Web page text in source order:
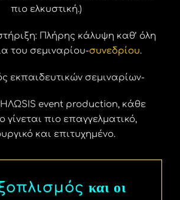
πιο ελκυστική.)
Πλήρης κάλυψη καθ’ όλη
του σεμιναρίου-συνεδρίου.
εκπαιδευτικών σεμιναρίων-
event production, κάθε
γίνεται πιο επαγγελματικό,
και επιτυχημένο.
και οι